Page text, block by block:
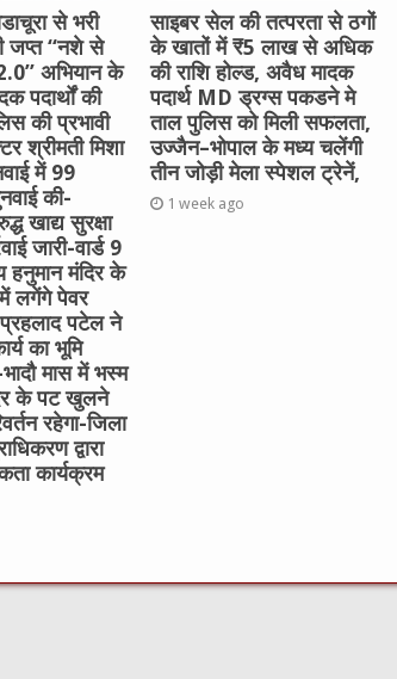
से भरी
जप्त “नशे से
अभियान के
पदार्थों की
की प्रभावी
श्रीमती मिशा
में 99
की-
खाद्य सुरक्षा
जारी-वार्ड 9
हनुमान मंदिर के
लगेंगे पेवर
प्रहलाद पटेल ने
का भूमि
मास में भस्म
के पट खुलने
रहेगा-जिला
द्वारा
कार्यक्रम
साइबर सेल की तत्परता से ठगों
के खातों में ₹5 लाख से अधिक
की राशि होल्ड, अवैध मादक
पदार्थ MD ड्रग्स पकडने मे
ताल पुलिस को मिली सफलता,
उज्जैन–भोपाल के मध्य चलेंगी
तीन जोड़ी मेला स्पेशल ट्रेनें,
1 week ago